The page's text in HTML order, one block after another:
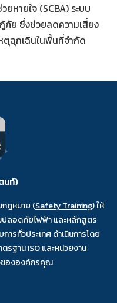
ยหายใจ (SCBA) ระบบ
ภัย ซึ่งช่วยลดความเสี่ยง
ตุฉุกเฉินในพื้นที่จำกัด
นท์)
กฎหมาย (Safety Training) ให้
ปลอดภัยไฟฟ้า และหลักสูตร
ารทั่วประเทศ ดำเนินการโดย
รฐาน ISO และหน่วยงาน
ขององค์กรคุณ